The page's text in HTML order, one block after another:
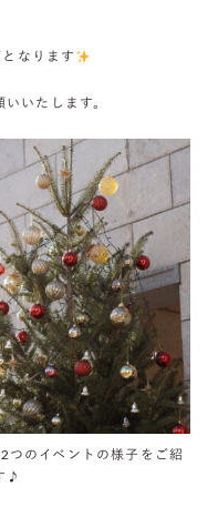
なります
いたします。
のイベントの様子をご紹
♪